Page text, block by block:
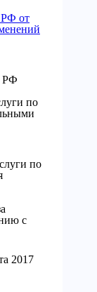
РФ от
РФ
по
по
с
2017